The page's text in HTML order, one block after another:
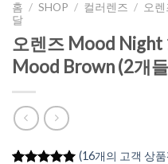
홈 / SHOP / 컬러렌즈 / 오렌
달
오렌즈 Mood Night
Mood Brown (2개
(16개의 고객 상품